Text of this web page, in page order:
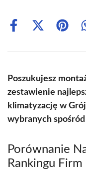
Share
Share
(Twitter)
Share
Poszukujesz
zestawienie
klimatyzację w
wybranych
Porównanie
Rankingu